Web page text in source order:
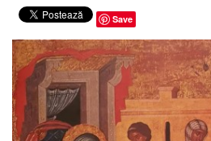
Program liturgic
Despre noi
Contact
Save